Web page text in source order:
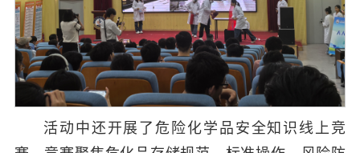
活动中还开展了危险化学品安全知识线上竞